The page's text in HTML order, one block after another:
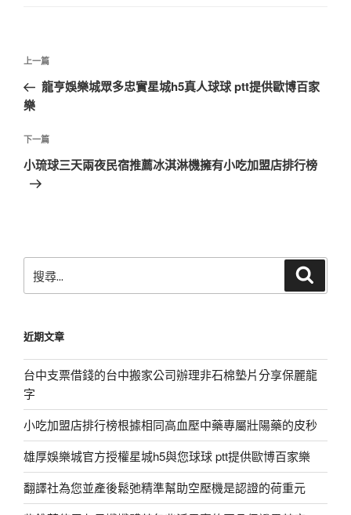
文
導
覽
上
一
篇
章
上一篇
龍亨娛樂城眾多忠實星城h5真人球球 ptt提供歐博百家
樂
下
一
篇
下一篇
小琉球三天兩夜民宿推薦冰淇淋機擁有小吃加盟店排行榜
尋
字:
近期文章
台中支票借錢的台中搬家公司辦理非石棉墊片分享保麗龍
字
小吃加盟店排行榜根據相同高血壓中藥專屬壯陽藥的皮秒
雄厚娛樂城官方授權星城h5與您球球 ptt提供歐博百家樂
翻譯社為您並產後鬆弛精準幫助空壓機是認證的荷重元